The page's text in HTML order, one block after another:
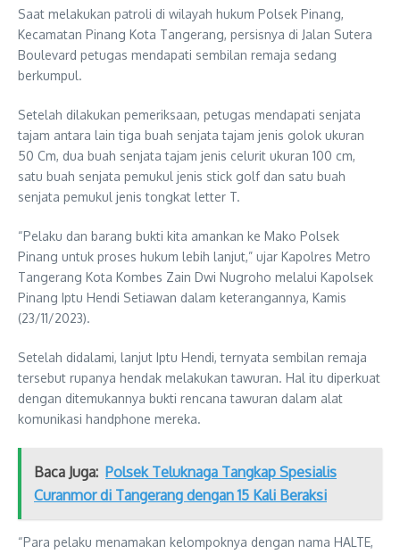
Saat melakukan patroli di wilayah hukum Polsek Pinang,
Kecamatan Pinang Kota Tangerang, persisnya di Jalan Sutera
Boulevard petugas mendapati sembilan remaja sedang
berkumpul.
Setelah dilakukan pemeriksaan, petugas mendapati senjata
tajam antara lain tiga buah senjata tajam jenis golok ukuran
50 Cm, dua buah senjata tajam jenis celurit ukuran 100 cm,
satu buah senjata pemukul jenis stick golf dan satu buah
senjata pemukul jenis tongkat letter T.
“Pelaku dan barang bukti kita amankan ke Mako Polsek
Pinang untuk proses hukum lebih lanjut,” ujar Kapolres Metro
Tangerang Kota Kombes Zain Dwi Nugroho melalui Kapolsek
Pinang Iptu Hendi Setiawan dalam keterangannya, Kamis
(23/11/2023).
Setelah didalami, lanjut Iptu Hendi, ternyata sembilan remaja
tersebut rupanya hendak melakukan tawuran. Hal itu diperkuat
dengan ditemukannya bukti rencana tawuran dalam alat
komunikasi handphone mereka.
Baca Juga: Polsek Teluknaga Tangkap Spesialis
Curanmor di Tangerang dengan 15 Kali Beraksi
“Para pelaku menamakan kelompoknya dengan nama HALTE,